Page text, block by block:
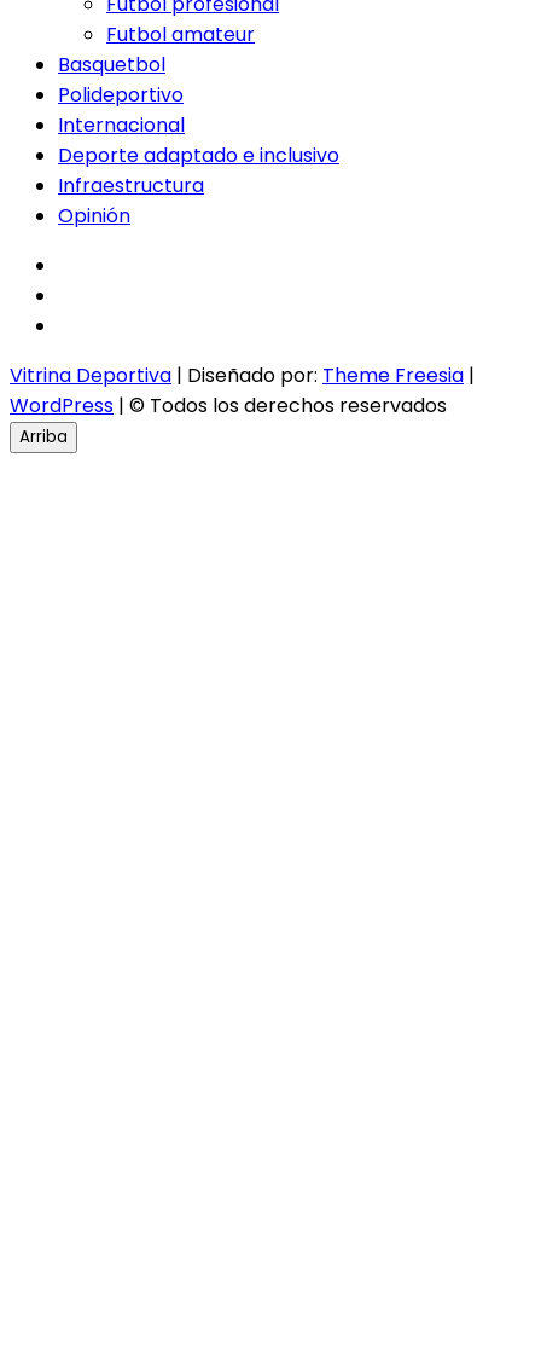
Futbol amateur
Basquetbol
Polideportivo
Internacional
Deporte adaptado e inclusivo
Infraestructura
Opinión
Vitrina Deportiva | Diseñado por: Theme Freesia |
WordPress | © Todos los derechos reservados
Arriba